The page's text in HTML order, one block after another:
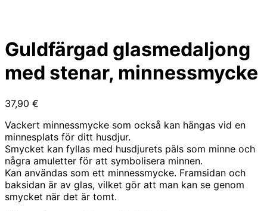
Guldfärgad glasmedaljong
med stenar, minnessmycke
37,90 €
Vackert minnessmycke som också kan hängas vid en
minnesplats för ditt husdjur.
Smycket kan fyllas med husdjurets päls som minne och
några amuletter för att symbolisera minnen.
Kan användas som ett minnessmycke. Framsidan och
baksidan är av glas, vilket gör att man kan se genom
smycket när det är tomt.